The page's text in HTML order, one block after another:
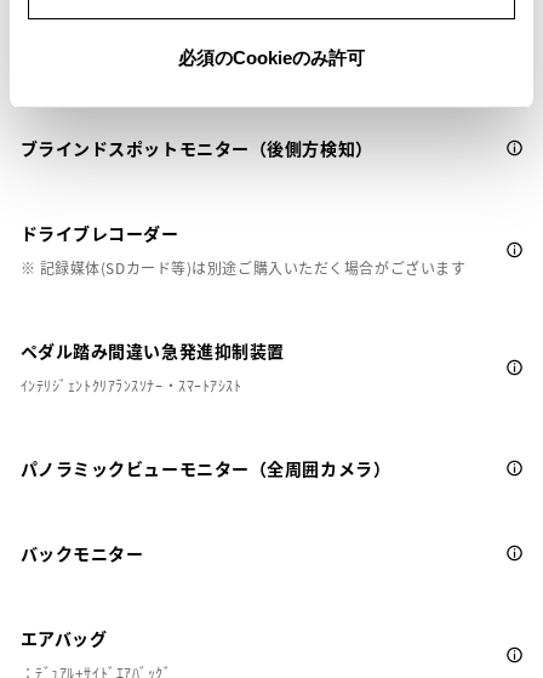
必須のCookieのみ許可
ブラインドスポットモニター（後側方検知）
ドライブレコーダー
※ 記録媒体(SDカード等)は別途ご購入いただく場合がございます
ペダル踏み間違い急発進抑制装置
ｲﾝﾃﾘｼﾞｪﾝﾄｸﾘｱﾗﾝｽｿﾅｰ・ｽﾏｰﾄｱｼｽﾄ
パノラミックビューモニター（全周囲カメラ）
バックモニター
エアバッグ
：ﾃﾞｭｱﾙ+ｻｲﾄﾞｴｱﾊﾞｯｸﾞ